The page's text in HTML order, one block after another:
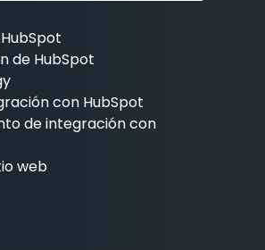
de HubSpot
con HubSpot
de integración con
web